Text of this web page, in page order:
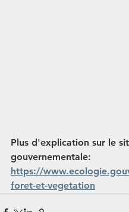
Plus d'explication sur le
gouvernementale:
https://
foret-et-vegetation